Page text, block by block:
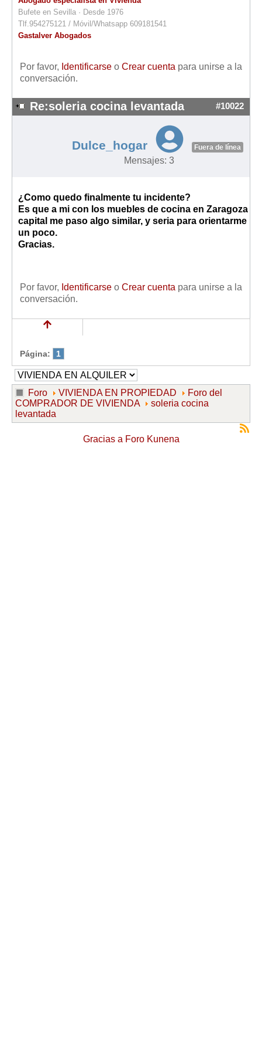
Bufete en Sevilla · Desde 1976
Tlf.954275121 / Móvil/Whatsapp 609181541
Gastalver Abogados
Por favor, Identificarse o Crear cuenta para unirse a la
conversación.
Re:soleria cocina levantada #10022
Dulce_hogar Fuera de línea
Mensajes: 3
¿Como quedo finalmente tu incidente?
Es que a mi con los muebles de cocina en Zaragoza
capital me paso algo similar, y seria para orientarme
un poco.
Gracias.
Por favor, Identificarse o Crear cuenta para unirse a la
conversación.
Página: 1
Foro VIVIENDA EN PROPIEDAD
Foro del
COMPRADOR DE VIVIENDA
soleria cocina
levantada
Gracias a Foro Kunena